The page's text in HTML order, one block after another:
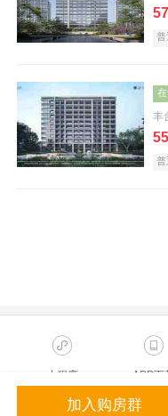
丰
加入购房群
小程序 APP下